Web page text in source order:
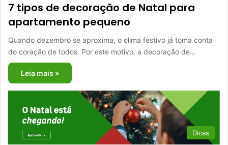
7 tipos de decoração de Natal para
apartamento pequeno
Quando dezembro se aproxima, o clima festivo já toma conta
do coração de todos. Por este motivo, a decoração de…
Leia mais »
Dicas